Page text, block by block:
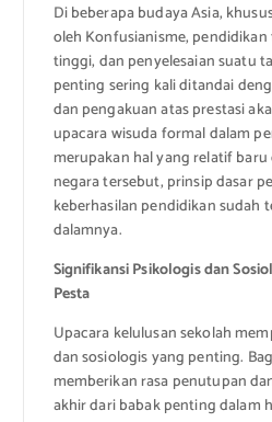
Di beberapa budaya Asia,
oleh Konfusianisme,
tinggi, dan penyelesaian suatu
penting sering kali ditandai
dan pengakuan atas prestasi
upacara wisuda formal dalam
merupakan hal yang relatif
negara tersebut, prinsip dasar
keberhasilan pendidikan sudah
dalamnya.
Signifikansi Psikologis dan
Pesta
Upacara kelulusan sekolah
dan sosiologis yang penting.
memberikan rasa penutupan
akhir dari babak penting dalam